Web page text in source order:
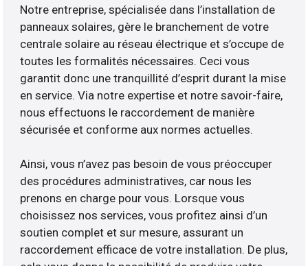
Notre entreprise, spécialisée dans l’installation de
panneaux solaires, gère le branchement de votre
centrale solaire au réseau électrique et s’occupe de
toutes les formalités nécessaires. Ceci vous
garantit donc une tranquillité d’esprit durant la mise
en service. Via notre expertise et notre savoir-faire,
nous effectuons le raccordement de manière
sécurisée et conforme aux normes actuelles.
Ainsi, vous n’avez pas besoin de vous préoccuper
des procédures administratives, car nous les
prenons en charge pour vous. Lorsque vous
choisissez nos services, vous profitez ainsi d’un
soutien complet et sur mesure, assurant un
raccordement efficace de votre installation. De plus,